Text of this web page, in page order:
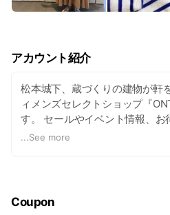
アカウント紹介
松本城下、蔵づくりの建物が軒
ィメンズセレクトショップ『
す。 セールやイベント情報、お
す。 割引券やプレゼントが当た
...See more
Coupon